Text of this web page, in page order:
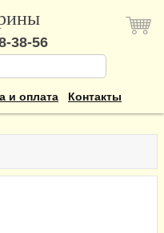
38-56
и оплата Контакты